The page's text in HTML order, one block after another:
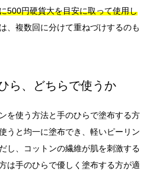
500円硬貨大を目安に取って使用し
、複数回に分けて重ねづけするのも
ら、どちらで使うか
を使う方法と手のひらで塗布する方
うと均一に塗布でき、軽いピーリン
し、コットンの繊維が肌を刺激する
は手のひらで優しく塗布する方が適